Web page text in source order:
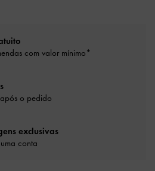
com valor mínimo*
o pedido
exclusivas
conta